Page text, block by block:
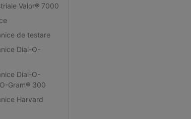
Valor® 7000
de testare
Dial-O-
Dial-O-
Gram® 300
Harvard